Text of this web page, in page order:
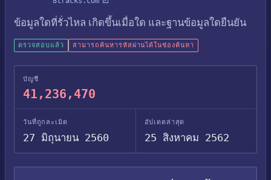
ข้อมูลใดที่รั่วไหล เกิดขึ้นเมื่อใด และฐานข้อมูลใดยืนยัน
ตรวจสอบแล้ว สามารถค้นหารหัสผ่านได้ในช่องค้นหา
บัญชี
41,236,470
วันที่ถูกละเมิด
27 มิถุนายน 2560
อัปเดตล่าสุด
25 สิงหาคม 2562